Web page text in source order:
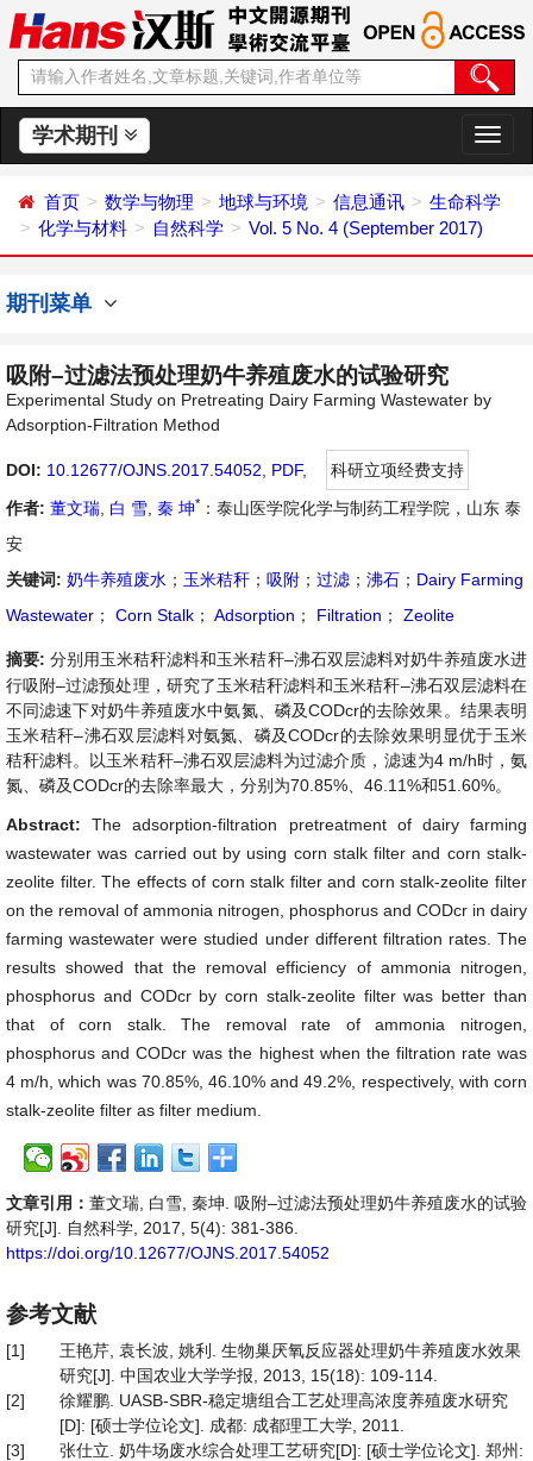
学术期刊
切
换
航
首页 数学与物理 地球与环境 信息通讯
生命科学
化学与材料
自然科学 Vol. 5 No. 4 (September 2017)
期刊菜单
吸附–过滤法预处理奶牛养殖废水的试验研究
Experimental Study on Pretreating Dairy Farming Wastewater by
Adsorption-Filtration Method
DOI: 10.12677/OJNS.2017.54052 PDF,
科研立项经费支持
作者: 董文瑞 白 雪 秦 坤* ：泰山医学院化学与制药工程学院，山东 泰
安
关键词: 奶牛养殖废水 ； 玉米秸秆 ； 吸附 ； 过滤 ； 沸石 ； Dairy Farming
Wastewater ； Corn Stalk ； Adsorption ； Filtration ； Zeolite
摘要:分别用玉米秸秆滤料和玉米秸秆–沸石双层滤料对奶牛养殖废水进
行吸附–过滤预处理，研究了玉米秸秆滤料和玉米秸秆–沸石双层滤料在
不同滤速下对奶牛养殖废水中氨氮、磷及CODcr的去除效果。结果表明
玉米秸秆–沸石双层滤料对氨氮、磷及CODcr的去除效果明显优于玉米
秸秆滤料。以玉米秸秆–沸石双层滤料为过滤介质，滤速为4 m/h时，氨
氮、磷及CODcr的去除率最大，分别为70.85%、46.11%和51.60%。
Abstract:The adsorption-filtration pretreatment of dairy farming
wastewater was carried out by using corn stalk filter and corn stalk-
zeolite filter. The effects of corn stalk filter and corn stalk-zeolite filter
on the removal of ammonia nitrogen, phosphorus and CODcr in dairy
farming wastewater were studied under different filtration rates. The
results showed that the removal efficiency of ammonia nitrogen,
phosphorus and CODcr by corn stalk-zeolite filter was better than
that of corn stalk. The removal rate of ammonia nitrogen,
phosphorus and CODcr was the highest when the filtration rate was
4 m/h, which was 70.85%, 46.10% and 49.2%, respectively, with corn
stalk-zeolite filter as filter medium.
文章引用： 董文瑞, 白雪, 秦坤. 吸附–过滤法预处理奶牛养殖废水的试验
研究[J]. 自然科学, 2017, 5(4): 381-386.
https://doi.org/10.12677/OJNS.2017.54052
参考文献
[1]
王艳芹, 袁长波, 姚利. 生物巢厌氧反应器处理奶牛养殖废水效果
研究[J]. 中国农业大学学报, 2013, 15(18): 109-114.
[2]
徐耀鹏. UASB-SBR-稳定塘组合工艺处理高浓度养殖废水研究
[D]: [硕士学位论文]. 成都: 成都理工大学, 2011.
[3]
张仕立. 奶牛场废水综合处理工艺研究[D]: [硕士学位论文]. 郑州: